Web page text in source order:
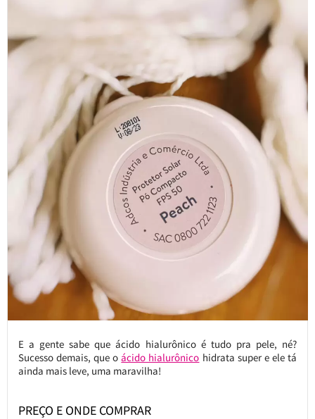
E a gente sabe que ácido hialurônico é tudo pra pele, né?
Sucesso demais, que oácido hialurônico hidrata super e ele tá
ainda mais leve, uma maravilha!
PREÇO E ONDE COMPRAR